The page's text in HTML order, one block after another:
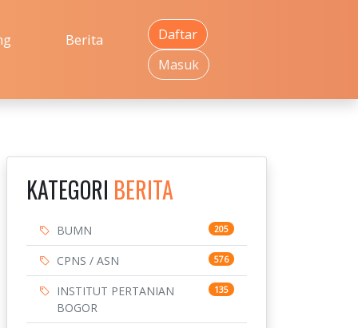
Berita
Daftar
Masuk
KATEGORI BERITA
BUMN 205
CPNS / ASN 576
INSTITUT PERTANIAN
BOGOR
135